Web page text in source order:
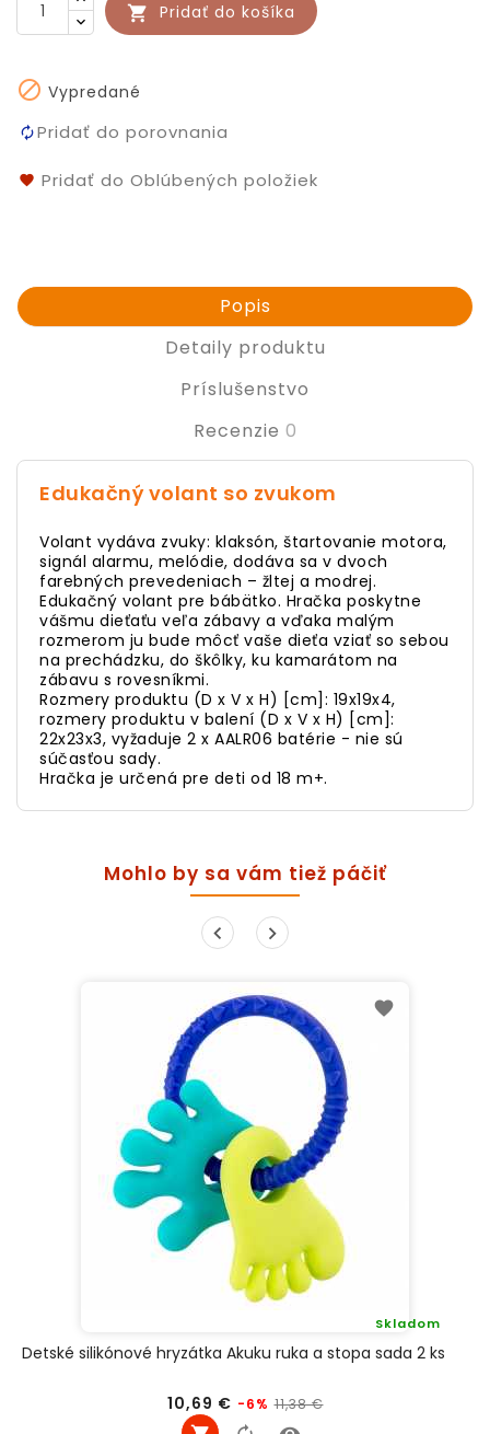
 Pridať do košíka
 Vypredané
Pridať do porovnania
Pridať do Oblúbených položiek
Popis
Detaily produktu
Príslušenstvo
Recenzie 0
Edukačný volant so zvukom
Volant vydáva zvuky: klaksón, štartovanie motora,
signál alarmu, melódie, dodáva sa v dvoch
farebných prevedeniach – žltej a modrej.
Edukačný volant pre bábätko. Hračka poskytne
vášmu dieťaťu veľa zábavy a vďaka malým
rozmerom ju bude môcť vaše dieťa vziať so sebou
na prechádzku, do škôlky, ku kamarátom na
zábavu s rovesníkmi.
Rozmery produktu (D x V x H) [cm]: 19x19x4,
rozmery produktu v balení (D x V x H) [cm]:
22x23x3, vyžaduje 2 x AALR06 batérie - nie sú
súčasťou sady.
Hračka je určená pre deti od 18 m+.
Mohlo by sa vám tiež páčiť
Detské silikónové hryzátka Akuku ruka a stopa sada 2 ks
10,69 € Bežná
cena
-6% 11,38 €
Skladom
Cena